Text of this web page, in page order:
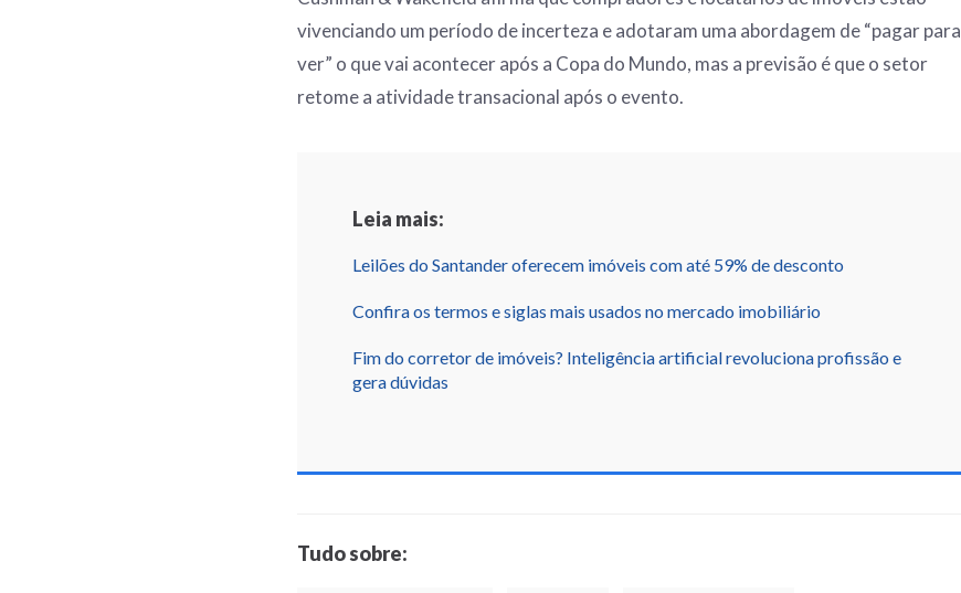
vivenciando um período de incerteza e adotaram uma abordagem de “pagar para
ver” o que vai acontecer após a Copa do Mundo, mas a previsão é que o setor
retome a atividade transacional após o evento.
Leia mais:
Leilões do Santander oferecem imóveis com até 59% de desconto
Confira os termos e siglas mais usados no mercado imobiliário
Fim do corretor de imóveis? Inteligência artificial revoluciona profissão e
gera dúvidas
Tudo sobre: